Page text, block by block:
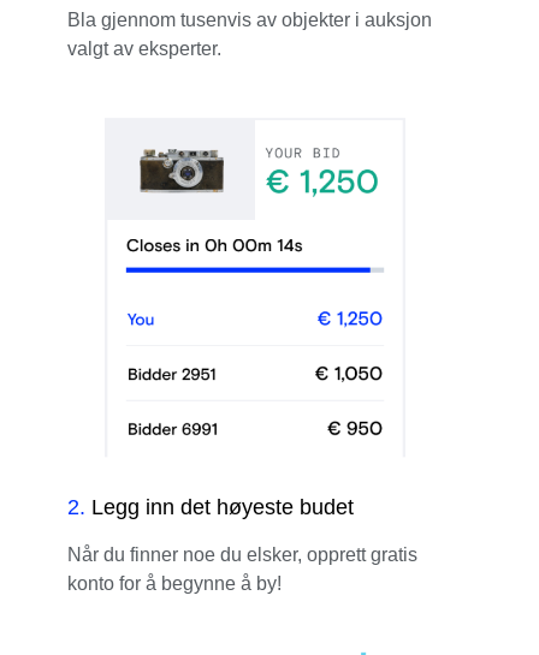
Bla gjennom tusenvis av objekter i auksjon
valgt av eksperter.
2. Legg inn det høyeste budet
Når du finner noe du elsker, opprett gratis
konto for å begynne å by!